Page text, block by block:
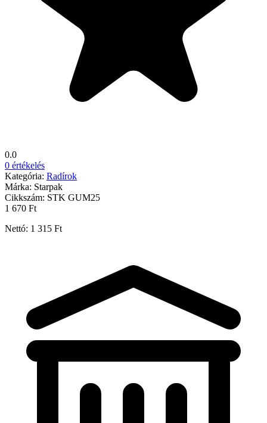
0.0
0 értékelés
Kategória: Radírok
Márka: Starpak
Cikkszám: STK GUM25
1 670 Ft
Nettó: 1 315 Ft